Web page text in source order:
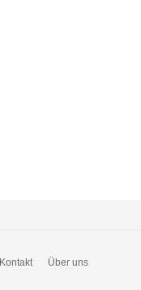
Kontakt Über uns